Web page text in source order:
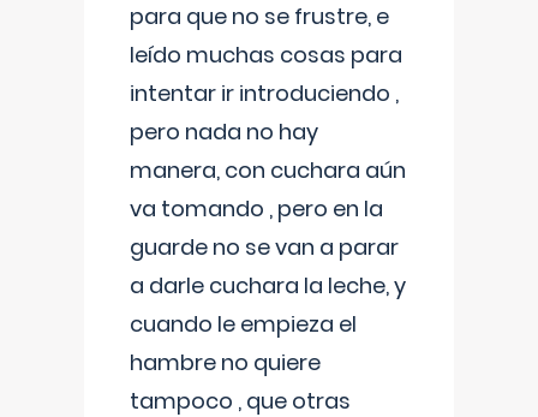
para que no se frustre, e
leído muchas cosas para
intentar ir introduciendo ,
pero nada no hay
manera, con cuchara aún
va tomando , pero en la
guarde no se van a parar
a darle cuchara la leche, y
cuando le empieza el
hambre no quiere
tampoco , que otras